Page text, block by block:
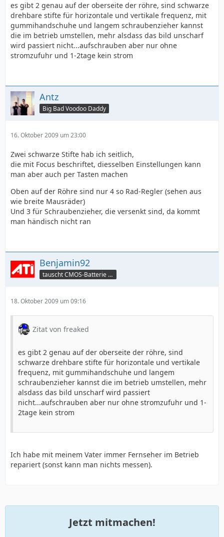
es gibt 2 genau auf der oberseite der röhre, sind schwarze
drehbare stifte für horizontale und vertikale frequenz, mit
gummihandschuhe und langem schraubenzieher kannst
die im betrieb umstellen, mehr alsdass das bild unscharf
wird passiert nicht...aufschrauben aber nur ohne
stromzufuhr und 1-2tage kein strom
Antz
Big Bad Voodoo Daddy
16. Oktober 2009 um 23:00
Zwei schwarze Stifte hab ich seitlich,
die mit Focus beschriftet, diesselben Einstellungen kann
man aber auch per Tasten machen
Oben auf der Röhre sind nur 4 so Rad-Regler (sehen aus
wie breite Mausräder)
Und 3 für Schraubenzieher, die versenkt sind, da kommt
man händisch nicht ran
Benjamin92
tauscht CMOS-Batterie per TeamViewer
18. Oktober 2009 um 09:16
Zitat von freaked
es gibt 2 genau auf der oberseite der röhre, sind
schwarze drehbare stifte für horizontale und vertikale
frequenz, mit gummihandschuhe und langem
schraubenzieher kannst die im betrieb umstellen, mehr
alsdass das bild unscharf wird passiert
nicht...aufschrauben aber nur ohne stromzufuhr und 1-
2tage kein strom
Ich habe mit meinem Vater immer Fernseher im Betrieb
repariert (sonst kann man nichts messen).
Jetzt mitmachen!